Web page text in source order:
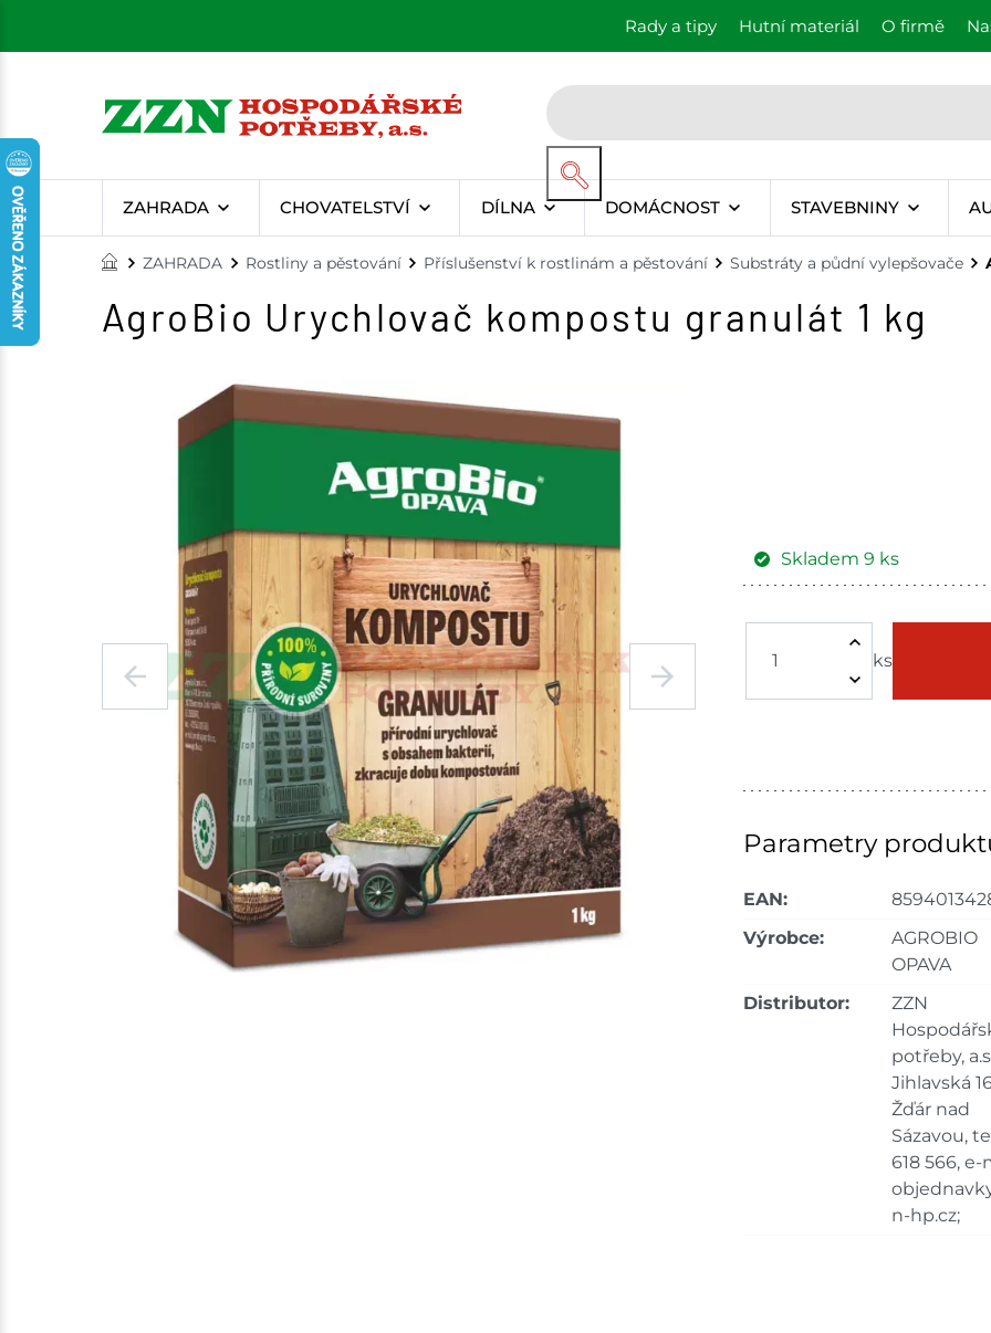
Rady a tipy Hutní materiál O firmě
ZAHRADA CHOVATELSTVÍ DÍLNA DOMÁCNOST STAVEBNINY
ZAHRADA Rostliny a pěstování Příslušenství k rostlinám a pěstování Substráty a půdní vylepšovače
AgroBio Urychlovač kompostu granulát 1 kg
ks
Skladem 9 ks
Sázavou
Havlíčkův Brod
Ceny na prodejnách se
Parametry
EAN:
Výrobce:
AGROBIO
OPAVA
Distributor:
ZZN
potřeby,
Jihlavská
Žďár nad
Sázavou,
618 566, e-
n-hp.cz;